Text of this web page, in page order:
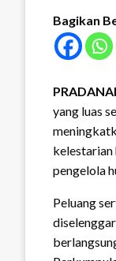
Bagikan
yang luas
kelestarian
pengelola
Peluang